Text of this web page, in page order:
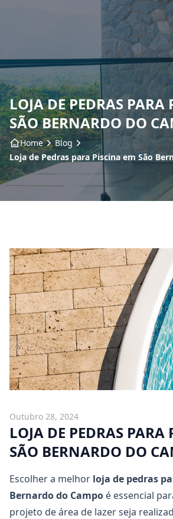
Home
Sobre nós
Produtos
Insumos
Contato
LOJA DE PEDRAS
SÃO BERNARDO DO
Home
Blog
Loja de Pedras para Piscina em São
Outubro 28, 2024
LOJA DE PEDRAS PARA
SÃO BERNARDO DO
Escolher a melhor loja de pedras
Bernardo do Campo é essencial
projeto de área de lazer seja